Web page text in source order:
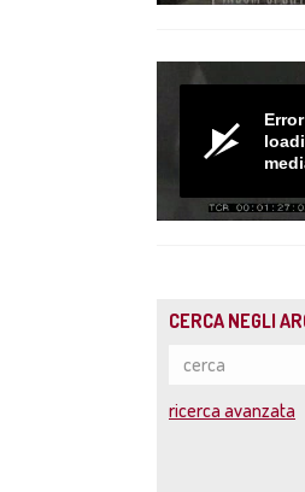
Error
CERCA NEGLI
ricerca avanzata